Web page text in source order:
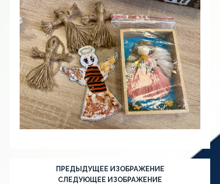
ПРЕДЫДУЩЕЕ ИЗОБРАЖЕНИЕ
СЛЕДУЮЩЕЕ ИЗОБРАЖЕНИЕ